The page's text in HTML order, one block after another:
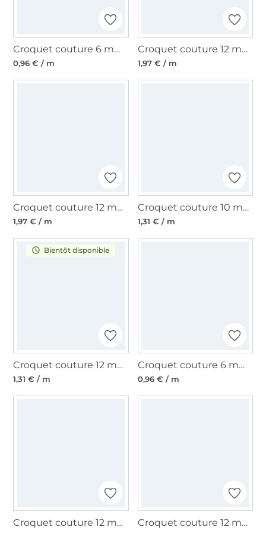
Croquet couture 6 mm, rose clair
0,96 € / m
Croquet couture 12 mm, blanc cassé
1,97 € / m
Croquet couture 12 mm, rouge
1,97 € / m
Croquet couture 10 mm, violet
1,31 € / m
Bientôt disponible
Croquet couture 12 mm, lurex doré
1,31 € / m
Croquet couture 6 mm, vert clair
0,96 € / m
Croquet couture 12 mm, noir Croquet couture 12 mm, noir